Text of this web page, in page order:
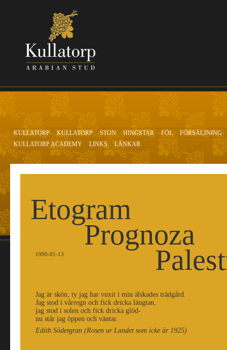
KULLATORP KULLATORP STON HINGSTAR FÖL
FÖRSÄLJNING
KULLATORP ACADEMY
LINKS LÄNKAR
Etogram
Prognoza
1990-01-13
Jag är skön, ty jag har vuxit i min älskades trädgård.
Jag stod i vårregn och fick dricka längtan,
jag stod i solen och fick dricka glöd-
nu står jag öppen och väntar.
Edith Södergran (Rosen ur Landet som icke är 1925)